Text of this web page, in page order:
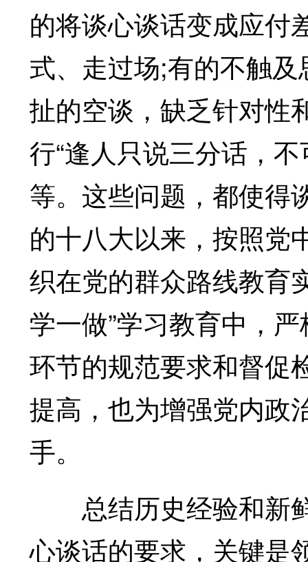
的将谈心谈话变成应付
式、走过场;有的不触
扯的空谈，缺乏针对性
行“逢人只说三分话，
等。这些问题，都使得
的十八大以来，按照党
织在党的群众路线教育
学一做”学习教育中，
环节的规范要求和督促
提高，也为增强党内政
手。
总结历史经验和新
心谈话的要求，关键是